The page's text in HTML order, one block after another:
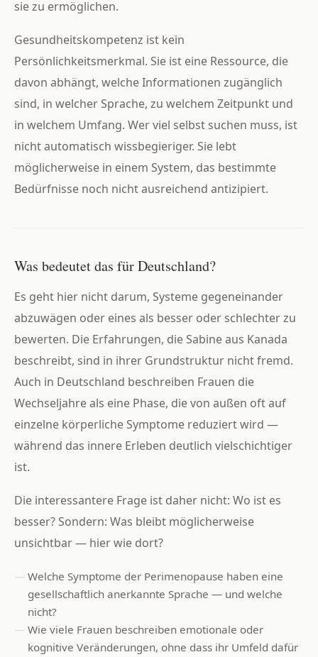
sie zu ermöglichen.
Gesundheitskompetenz ist kein
Persönlichkeitsmerkmal. Sie ist eine Ressource, die
davon abhängt, welche Informationen zugänglich
sind, in welcher Sprache, zu welchem Zeitpunkt und
in welchem Umfang. Wer viel selbst suchen muss, ist
nicht automatisch wissbegieriger. Sie lebt
möglicherweise in einem System, das bestimmte
Bedürfnisse noch nicht ausreichend antizipiert.
Was bedeutet das für Deutschland?
Es geht hier nicht darum, Systeme gegeneinander
abzuwägen oder eines als besser oder schlechter zu
bewerten. Die Erfahrungen, die Sabine aus Kanada
beschreibt, sind in ihrer Grundstruktur nicht fremd.
Auch in Deutschland beschreiben Frauen die
Wechseljahre als eine Phase, die von außen oft auf
einzelne körperliche Symptome reduziert wird —
während das innere Erleben deutlich vielschichtiger
ist.
Die interessantere Frage ist daher nicht: Wo ist es
besser? Sondern: Was bleibt möglicherweise
unsichtbar — hier wie dort?
Welche Symptome der Perimenopause haben eine
gesellschaftlich anerkannte Sprache — und welche
nicht?
Wie viele Frauen beschreiben emotionale oder
kognitive Veränderungen, ohne dass ihr Umfeld dafür